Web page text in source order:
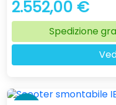
2.552,00 €
Spedizione